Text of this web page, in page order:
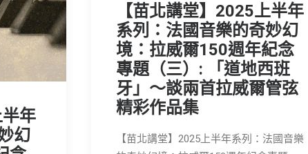
【苗北講堂】2025上半年
系列：法國音樂的奇妙幻
境：拉威爾150週年紀念
專題（三）: 「道地西班
牙」～談兩首拉威爾管弦
精彩作品集
【苗北講堂】2025上半年系列：法國音樂
半年
幻